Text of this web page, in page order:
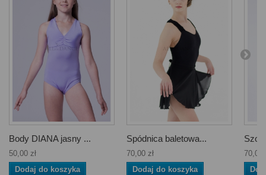
Body DIANA jasny ...
50,00 zł
Dodaj do koszyka
Spódnica baletowa...
70,00 zł
Dodaj do koszyka
70,00